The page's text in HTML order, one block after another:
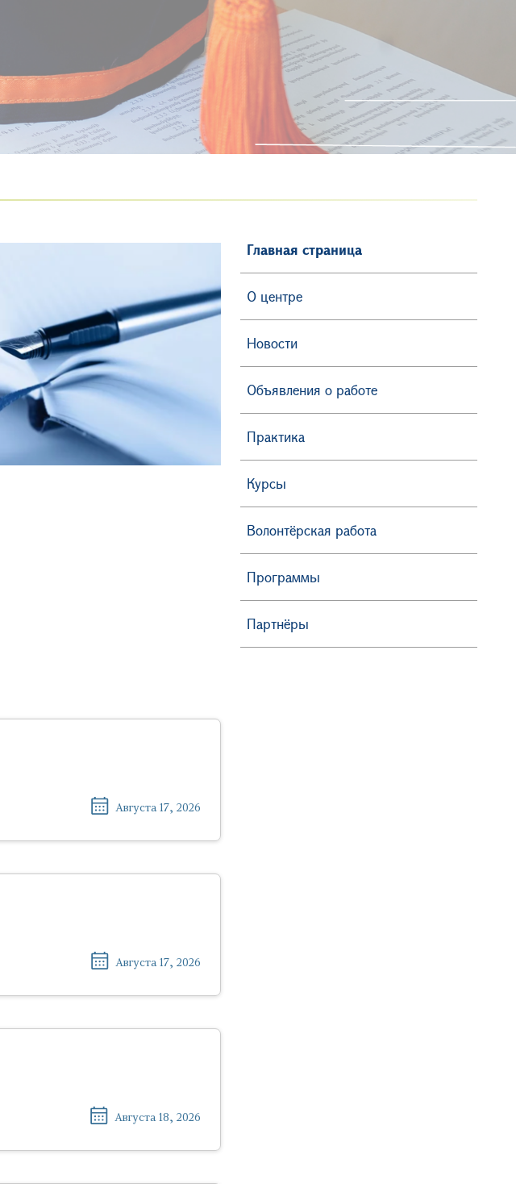
Августа 17, 2026
Августа 17, 2026
Августа 18, 2026
Главная страница
О центре
Новости
Объявления о работе
Практика
Курсы
Волонтёрская работа
Программы
Партнёры